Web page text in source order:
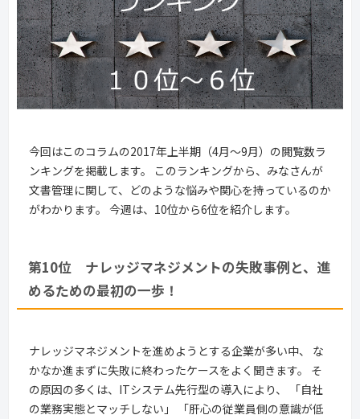
今回はこのコラムの2017年上半期（4月～9月）の閲覧数ラ
ンキングを掲載します。 このランキングから、みなさんが
文書管理に関して、どのような悩みや関心を持っているのか
がわかります。 今週は、10位から6位を紹介します。
第10位 ナレッジマネジメントの失敗事例と、進
めるための最初の一歩！
ナレッジマネジメントを進めようとする企業が多い中、 な
かなか進まずに失敗に終わったケースをよく聞きます。 そ
の原因の多くは、ITシステム先行型の導入により、 「自社
の業務実態とマッチしない」 「肝心の従業員側の意識が低